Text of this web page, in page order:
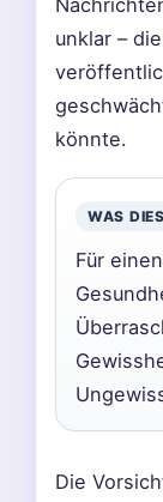
unklar –
könnte.
WAS
Für
Die